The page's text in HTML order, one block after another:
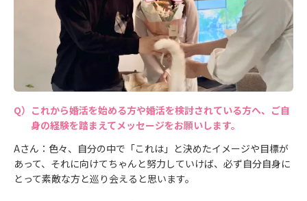
これから婚活を始める方や婚活を検討されている方へ、ご自
身の経験を踏まえてメッセージをお願いします。
Aさん：色々、自分の中で「これは」と決めたイメージや目標が
あって、それに向けてちゃんと努力していけば、必ず自分自身に
とって素敵な方と巡り会えると思います。